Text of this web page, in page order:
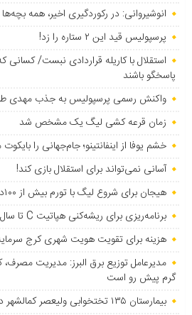
انوشیروانی: در رکوردگیری اخیر، همه
پرسپولیس قید این ۲ ستاره را زد!
استقلال با کاریله قراردادی نبست/
پاسخگو باشند
واکنش رسمی پرسپولیس به جذب مهدی
زمان قرعه کشی لیگ یک مشخص شد
خشم یوفا از اینفانتینو؛ جام‌جهانی را
آسانی نمی‌تواند برای استقلال بازی کند!
هیجان برای شروع لیگ با تورم بیش از ۱۰۰درصد!
برنامه‌ریزی برای ریشه‌کنی هپاتیت C تا سال ۲۰۳۰
هزینه برای تقویت هویت شهری کرج
مدیرعامل توزیع برق البرز: مدیریت مصرف،
گرم پیش رو است
بیمارستان ۱۳۵ تختخوابی ولیعصر کمالشهر در آستانه بهره‌برداری کامل